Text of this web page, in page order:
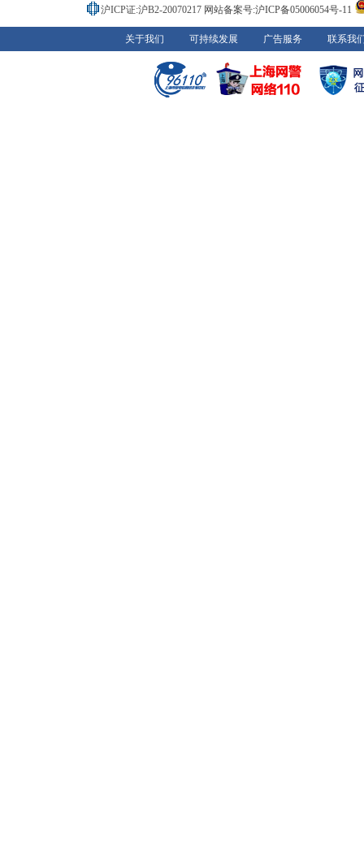
沪ICP证:沪B2-20070217 网站备案号:沪ICP备05006054号-11
关于我们 可持续发展 广告服务 联系我